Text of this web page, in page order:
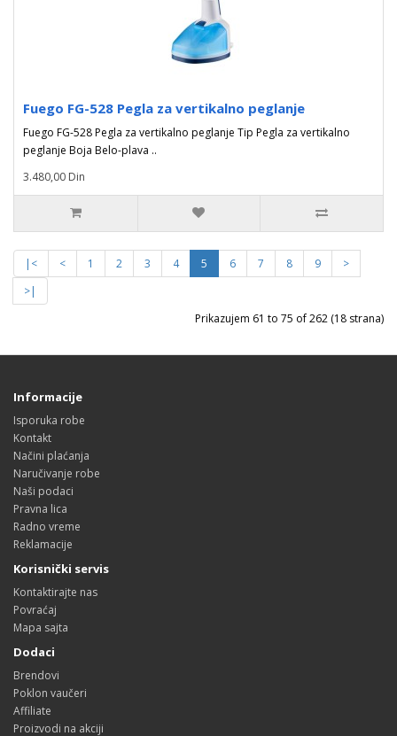
Fuego FG-528 Pegla za vertikalno peglanje
Fuego FG-528 Pegla za vertikalno peglanje Tip Pegla za vertikalno
peglanje Boja Belo-plava ..
3.480,00 Din
|< < 1 2 3 4 5 6 7 8 9
>
>|
Prikazujem 61 to 75 of 262 (18 strana)
Informacije
Isporuka robe
Kontakt
Načini plaćanja
Naručivanje robe
Naši podaci
Pravna lica
Radno vreme
Reklamacije
Korisnički servis
Kontaktirajte nas
Povraćaj
Mapa sajta
Dodaci
Brendovi
Poklon vaučeri
Affiliate
Proizvodi na akciji